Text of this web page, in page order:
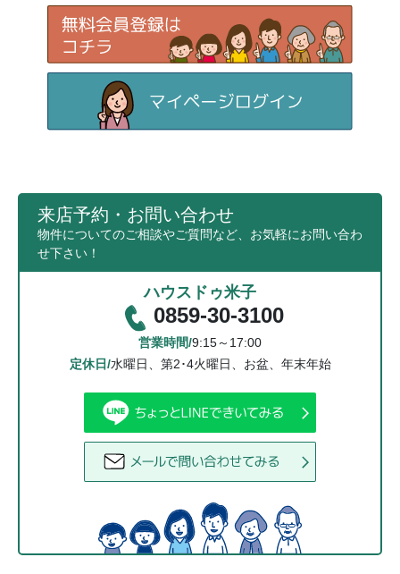
来店予約・お問い合わせ
物件についてのご相談やご質問など、お気軽にお問い合わ
せ下さい！
ハウスドゥ米子
0859-30-3100
営業時間/9:15～17:00
定休日/水曜日、第2･4火曜日、お盆、年末年始